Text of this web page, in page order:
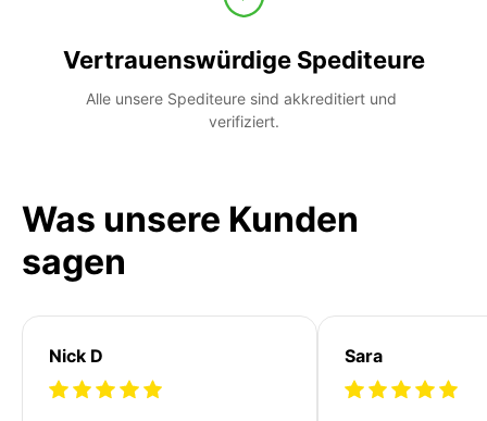
Vertrauenswürdige Spediteure
Alle unsere Spediteure sind akkreditiert und
verifiziert.
Was unsere Kunden
sagen
Nick D Sara